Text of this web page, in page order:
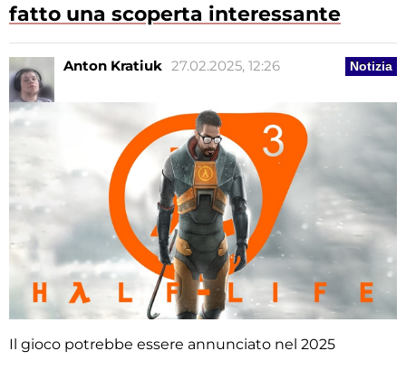
fatto una scoperta interessante
Notizia
Anton Kratiuk 27.02.2025, 12:26
Il gioco potrebbe essere annunciato nel 2025